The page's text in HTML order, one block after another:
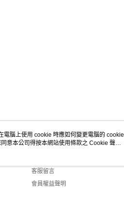
客服資訊
客服留言
會員權益聲明
腦上使用 cookie 時應如何變更電腦的 cookie
意本公司得按本網站使用條款之 Cookie 聲明